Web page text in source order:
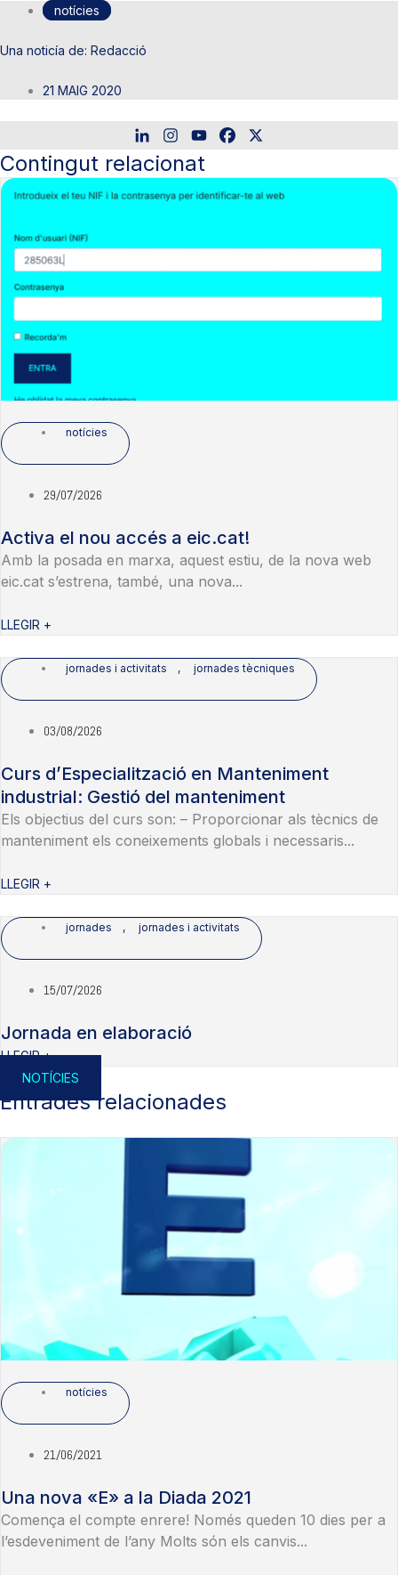
notícies
Redacció
21 MAIG 2020
Contingut relacionat
notícies
29/07/2026
Activa el nou accés a eic.cat!
Amb la posada en marxa, aquest estiu, de la nova web
eic.cat s’estrena, també, una nova...
LLEGIR +
jornades i activitats , jornades tècniques
03/08/2026
Curs d’Especialització en Manteniment
industrial: Gestió del manteniment
Els objectius del curs son: – Proporcionar als tècnics de
manteniment els coneixements globals i necessaris...
LLEGIR +
jornades , jornades i activitats
15/07/2026
Jornada en elaboració
LLEGIR +
NOTÍCIES
Entrades relacionades
notícies
21/06/2021
Una nova «E» a la Diada 2021
Comença el compte enrere! Només queden 10 dies per a
l’esdeveniment de l’any Molts són els canvis...